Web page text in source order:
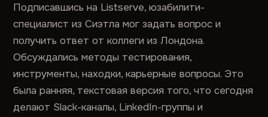
Подписавшись на Listserve, юзабилити-
специалист из Сиэтла мог задать вопрос и
получить ответ от коллеги из Лондона.
Обсуждались методы тестирования,
инструменты, находки, карьерные вопросы. Это
была ранняя, текстовая версия того, что сегодня
делают Slack-каналы, LinkedIn-группы и